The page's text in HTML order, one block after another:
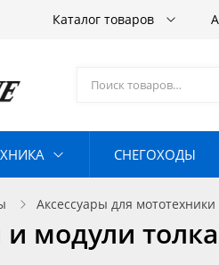
Каталог товаров
СНЕГОХОДЫ
Аксессуары для мототехники
модули